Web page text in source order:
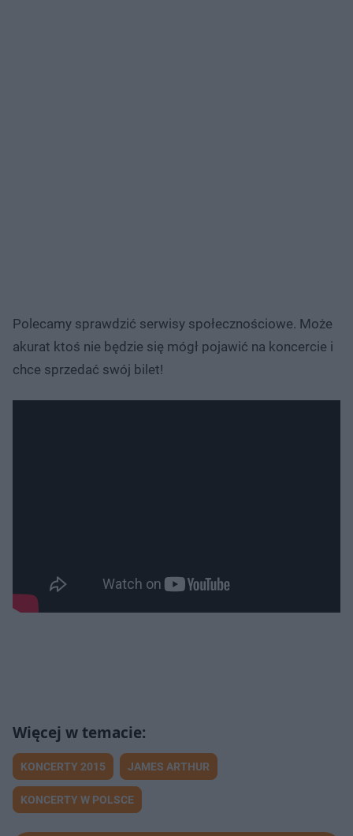
Polecamy sprawdzić serwisy społecznościowe. Może
akurat ktoś nie będzie się mógł pojawić na koncercie i
chce sprzedać swój bilet!
KONCERTY 2015 JAMES ARTHUR
KONCERTY W POLSCE